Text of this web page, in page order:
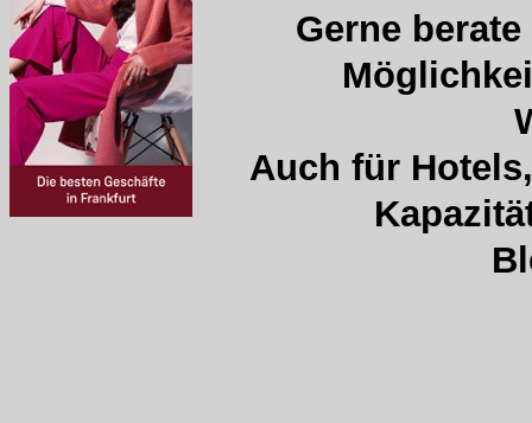
Gerne
Auch für